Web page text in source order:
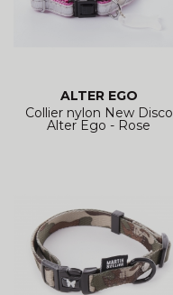
ALTER EGO
Collier nylon New Disco
Alter Ego - Rose